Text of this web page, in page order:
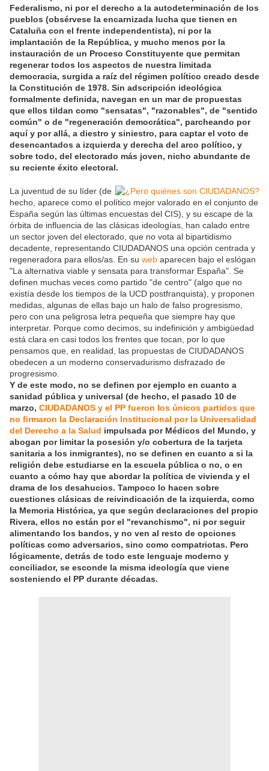
Federalismo, ni por el derecho a la autodeterminación de los
pueblos (obsérvese la encarnizada lucha que tienen en
Cataluña con el frente independentista), ni por la
implantación de la República, y mucho menos por la
instauración de un Proceso Constituyente que permitan
regenerar todos los aspectos de nuestra limitada
democracia, surgida a raíz del régimen político creado desde
la Constitución de 1978. Sin adscripción ideológica
formalmente definida, navegan en un mar de propuestas
que ellos tildan como "sensatas", "razonables", de "sentido
común" o de "regeneración democrática", parcheando por
aquí y por allá, a diestro y siniestro, para captar el voto de
desencantados a izquierda y derecha del arco político, y
sobre todo, del electorado más joven, nicho abundante de
su reciente éxito electoral.
La juventud de su líder (de
hecho, aparece como el político mejor valorado en el conjunto de
España según las últimas encuestas del CIS), y su escape de la
órbita de influencia de las clásicas ideologías, han calado entre
un sector joven del electorado, que no vota al bipartidismo
decadente, representando CIUDADANOS una opción centrada y
regeneradora para ellos/as. En su web aparecen bajo el eslógan
"La alternativa viable y sensata para transformar España". Se
definen muchas veces como partido "de centro" (algo que no
existía desde los tiempos de la UCD postfranquista), y proponen
medidas, algunas de ellas bajo un halo de falso progresismo,
pero con una peligrosa letra pequeña que siempre hay que
interpretar. Porque como decimos, su indefinición y ambigüedad
está clara en casi todos los frentes que tocan, por lo que
pensamos que, en realidad, las propuestas de CIUDADANOS
obedecen a un moderno conservadurismo disfrazado de
progresismo.
Y de este modo, no se definen por ejemplo en cuanto a
sanidad pública y universal (de hecho, el pasado 10 de
marzo, CIUDADANOS y el PP fueron los únicos partidos que
no firmaron la Declaración Institucional por la Universalidad
del Derecho a la Salud impulsada por Médicos del Mundo, y
abogan por limitar la posesión y/o cobertura de la tarjeta
sanitaria a los inmigrantes), no se definen en cuanto a si la
religión debe estudiarse en la escuela pública o no, o en
cuanto a cómo hay que abordar la política de vivienda y el
drama de los desahucios. Tampoco lo hacen sobre
cuestiones clásicas de reivindicación de la izquierda, como
la Memoria Histórica, ya que según declaraciones del propio
Rivera, ellos no están por el "revanchismo", ni por seguir
alimentando los bandos, y no ven al resto de opciones
políticas como adversarios, sino como compatriotas. Pero
lógicamente, detrás de todo este lenguaje moderno y
conciliador, se esconde la misma ideología que viene
sosteniendo el PP durante décadas.